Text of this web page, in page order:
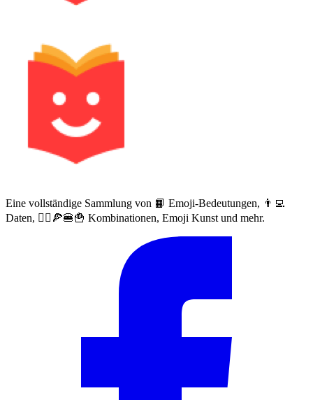
Eine vollständige Sammlung von 📙 Emoji-Bedeutungen, 👨‍💻
Daten, 🙅‍♀️🍕🍔🍟 Kombinationen, Emoji Kunst und mehr.